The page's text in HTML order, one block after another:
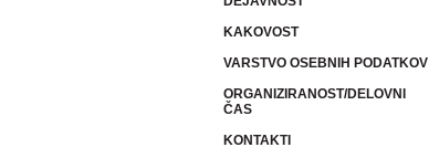
KAKOVOST
VARSTVO OSEBNIH PODATKOV
ORGANIZIRANOST/DELOVNI
ČAS
KONTAKTI